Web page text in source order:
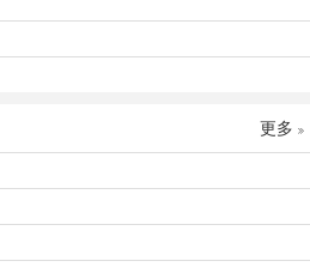
更多